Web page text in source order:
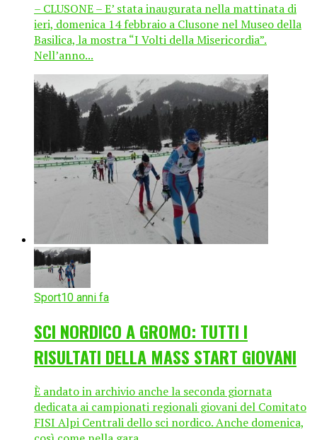
– CLUSONE – E’ stata inaugurata nella mattinata di
ieri, domenica 14 febbraio a Clusone nel Museo della
Basilica, la mostra “I Volti della Misericordia”.
Nell’anno...
Sport10 anni fa
SCI NORDICO A GROMO: TUTTI I
RISULTATI DELLA MASS START GIOVANI
È andato in archivio anche la seconda giornata
dedicata ai campionati regionali giovani del Comitato
FISI Alpi Centrali dello sci nordico. Anche domenica,